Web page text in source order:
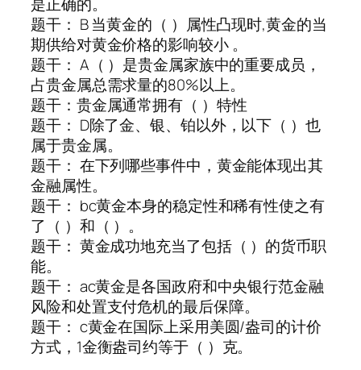
是正确的。
题干： B 当黄金的（ ）属性凸现时,黄金的当
期供给对黄金价格的影响较小 。
题干： A（ ）是贵金属家族中的重要成员，
占贵金属总需求量的80%以上。
题干：贵金属通常拥有（ ）特性
题干： D除了金、银、铂以外，以下（ ）也
属于贵金属。
题干： 在下列哪些事件中，黄金能体现出其
金融属性。
题干： bc黄金本身的稳定性和稀有性使之有
了（ ）和（ ）。
题干： 黄金成功地充当了包括（ ）的货币职
能。
题干： ac黄金是各国政府和中央银行范金融
风险和处置支付危机的最后保障。
题干： c黄金在国际上采用美圆/盎司的计价
方式，1金衡盎司约等于（ ）克。